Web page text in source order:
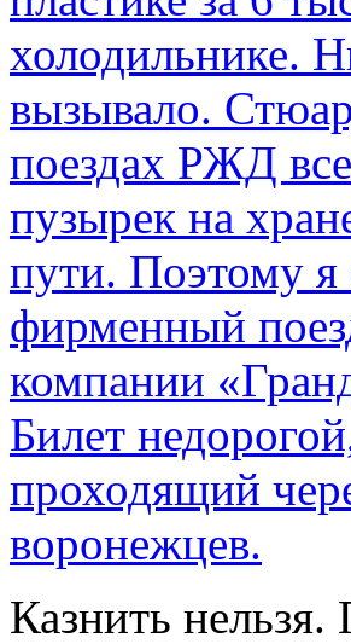
холодильнике.
вызывало.
поездах РЖД
пузырек на
пути. По­этому я
фирменный
компании
Билет
проходящий
воронежцев.
Казнить нельзя.